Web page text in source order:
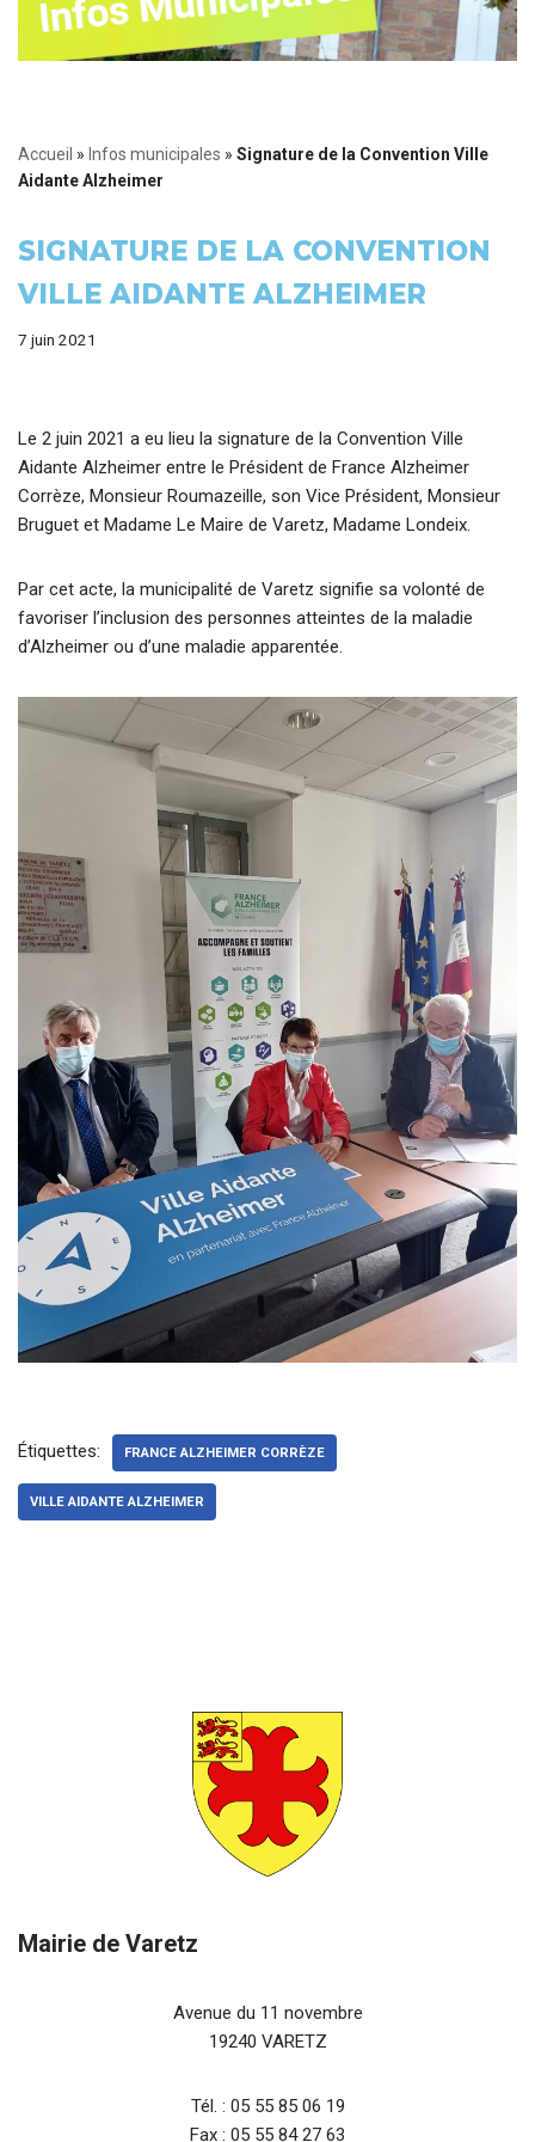
Accueil » Infos municipales » Signature de la Convention Ville
Aidante Alzheimer
SIGNATURE DE LA CONVENTION
VILLE AIDANTE ALZHEIMER
7 juin 2021
Le 2 juin 2021 a eu lieu la signature de la Convention Ville
Aidante Alzheimer entre le Président de France Alzheimer
Corrèze, Monsieur Roumazeille, son Vice Président, Monsieur
Bruguet et Madame Le Maire de Varetz, Madame Londeix.
Par cet acte, la municipalité de Varetz signifie sa volonté de
favoriser l’inclusion des personnes atteintes de la maladie
d’Alzheimer ou d’une maladie apparentée.
Étiquettes: FRANCE ALZHEIMER CORRÈZE
VILLE AIDANTE ALZHEIMER
Mairie de Varetz
Avenue du 11 novembre
19240 VARETZ
Tél. : 05 55 85 06 19
Fax : 05 55 84 27 63